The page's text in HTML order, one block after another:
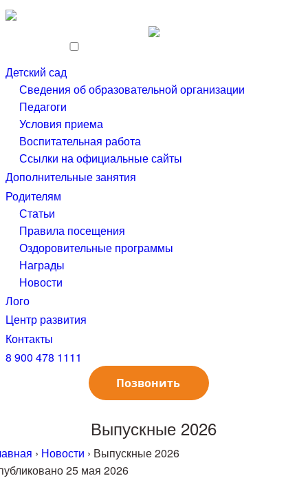
Skip
to
Детский сад
Сведения об образовательной организации
Педагоги
Условия приема
Воспитательная работа
Ссылки на официальные сайты
Дополнительные занятия
Родителям
Статьи
Правила посещения
Оздоровительные программы
Награды
Новости
Лого
Центр развития
Контакты
8 900 478 1111
Позвонить
Выпускные 2026
› Новости › Выпускные 2026
25 мая 2026